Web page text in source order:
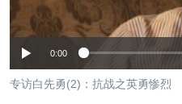
检
索
非洲
美洲
军事
劳工
国会报道
美中关系
VOA今日焦点
中文广播
关注我们
0:00
专访白先勇(2)：抗战之英勇惨烈